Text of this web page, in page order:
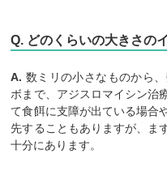
Q. どのくらいの大きさの
A. 数ミリの小さなものから
ボまで、アジスロマイシン治
て食餌に支障が出ている場合
先することもありますが、ま
十分にあります。